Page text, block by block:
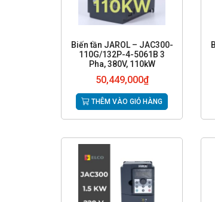
Biến tần JAROL – JAC300-
110G/132P-4-5061B 3
Pha, 380V, 110kW
50,449,000₫
THÊM VÀO GIỎ HÀNG